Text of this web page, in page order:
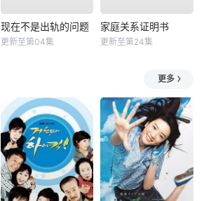
现在不是出轨的问题
更新至第04集
家庭关系证明书
更新至第24集
更多